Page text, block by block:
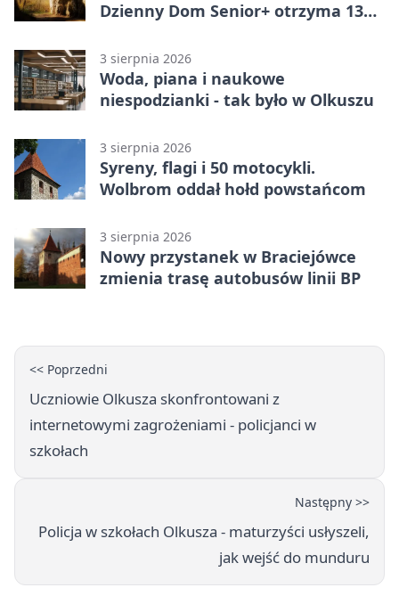
Dzienny Dom Senior+ otrzyma 134
3 sierpnia 2026
Woda, piana i naukowe
niespodzianki - tak było w Olkuszu
3 sierpnia 2026
Syreny, flagi i 50 motocykli.
Wolbrom oddał hołd powstańcom
3 sierpnia 2026
Nowy przystanek w Braciejówce
zmienia trasę autobusów linii BP
<< Poprzedni
Uczniowie Olkusza skonfrontowani z
internetowymi zagrożeniami - policjanci w
szkołach
Następny >>
Policja w szkołach Olkusza - maturzyści usłyszeli,
jak wejść do munduru